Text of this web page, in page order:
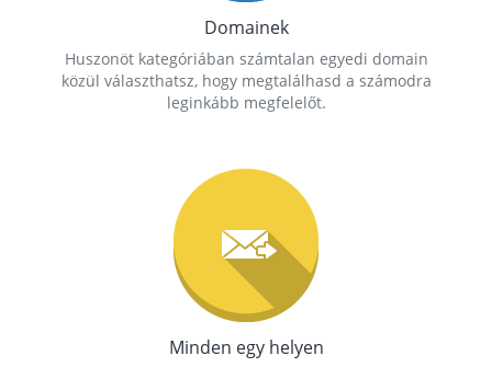
Domainek
Huszonöt kategóriában számtalan egyedi domain
közül választhatsz, hogy megtalálhasd a számodra
leginkább megfelelőt.
Minden egy helyen